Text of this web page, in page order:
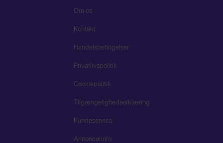
Om os
Kontakt
Handelsbetingelser
Privatlivspolitik
Cookiepolitik
Tilgængelighedserklæring
Kundeservice
Annoncørinfo